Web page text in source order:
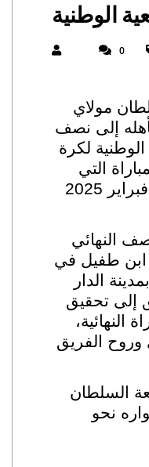
الوطنية
0
مولاي
إلى نصف
الوطنية لكرة
التي
أُقيمت يوم الأربعاء 25 فبراير 2025
النهائي
ابن طفيل في
الدار
إلى تحقيق
النهائية،
وروح الفريق
السلطان
نحو